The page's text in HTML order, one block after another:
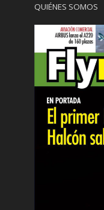
QUIÉNES SOMOS